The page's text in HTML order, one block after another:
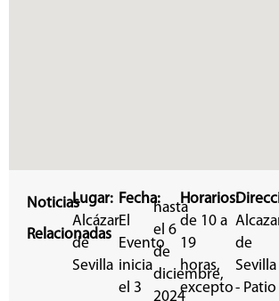
Noticias
Relacionadas
Lugar:
Alcázar
de
Sevilla
Fecha:
El
Evento
inicia
el 3
hasta
el 6
de
diciembre,
2024
Horarios:
de 10 a
19
horas,
excepto
de
Sevilla
- Patio